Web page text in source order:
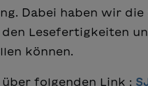
Dabei haben wir die
Lesefertigkeiten
können.
folgenden Link :